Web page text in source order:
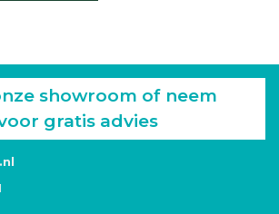
showroom of neem
gratis advies